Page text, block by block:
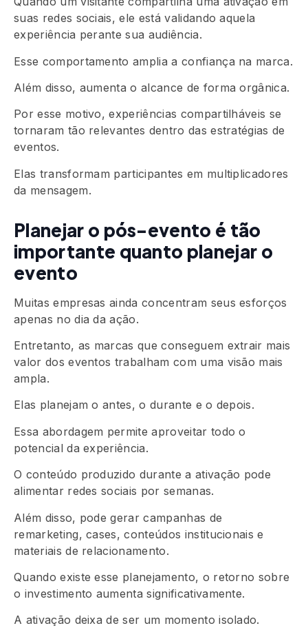
suas redes sociais, ele está validando aquela
experiência perante sua audiência.
Esse comportamento amplia a confiança na marca.
Além disso, aumenta o alcance de forma orgânica.
Por esse motivo, experiências compartilháveis se
tornaram tão relevantes dentro das estratégias de
eventos.
Elas transformam participantes em multiplicadores
da mensagem.
Planejar o pós-evento é tão
importante quanto planejar o
evento
Muitas empresas ainda concentram seus esforços
apenas no dia da ação.
Entretanto, as marcas que conseguem extrair mais
valor dos eventos trabalham com uma visão mais
ampla.
Elas planejam o antes, o durante e o depois.
Essa abordagem permite aproveitar todo o
potencial da experiência.
O conteúdo produzido durante a ativação pode
alimentar redes sociais por semanas.
Além disso, pode gerar campanhas de
remarketing, cases, conteúdos institucionais e
materiais de relacionamento.
Quando existe esse planejamento, o retorno sobre
o investimento aumenta significativamente.
A ativação deixa de ser um momento isolado.